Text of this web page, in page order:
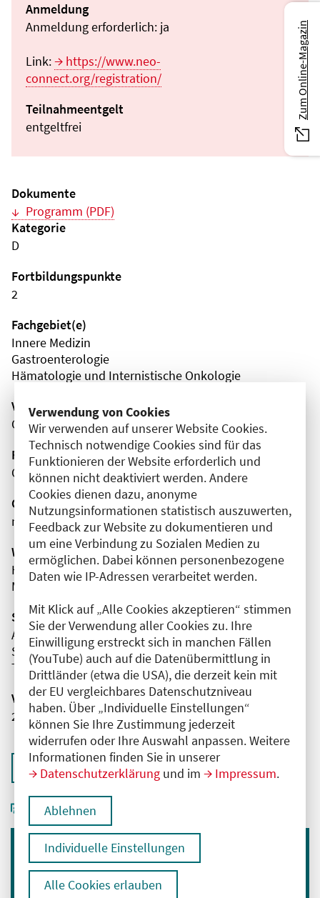
Verwendung von Cookies
Wir verwenden auf unserer Website Cookies.
Technisch notwendige Cookies sind für das
Funktionieren der Website erforderlich und
können nicht deaktiviert werden. Andere
Cookies dienen dazu, anonyme
Nutzungsinformationen statistisch auszuwerten,
Feedback zur Website zu dokumentieren und
um eine Verbindung zu Sozialen Medien zu
ermöglichen. Dabei können personenbezogene
Daten wie IP-Adressen verarbeitet werden.
Mit Klick auf „Alle Cookies akzeptieren“ stimmen
Sie der Verwendung aller Cookies zu. Ihre
Einwilligung erstreckt sich in manchen Fällen
(YouTube) auch auf die Datenübermittlung in
Drittländer (etwa die USA), die derzeit kein mit
der EU vergleichbares Datenschutzniveau
haben. Über „Individuelle Einstellungen“
können Sie Ihre Zustimmung jederzeit
widerrufen oder Ihre Auswahl anpassen. Weitere
Informationen finden Sie in unserer
Datenschutzerklärung und im Impressum.
Ablehnen
Individuelle Einstellungen
Alle Cookies erlauben
Anmeldung
Anmeldung erforderlich: ja
Link:
https://www.neo-
connect.org/registration/
Teilnahmeentgelt
entgeltfrei
Dokumente
Programm (PDF)
Kategorie
D
Fortbildungspunkte
2
Fachgebiet(e)
Innere Medizin
Gastroenterologie
Hämatologie und Internistische Onkologie
Veranstaltungsort
Online
Fortbildungsformat
Online
Organisator(en)
neoConnect GmbH
Wissenschaftliche Leitung
Herr Prof. Dr. med. Arndt Vogel
Medizinische Hochschule Hannover (MHH)
Sponsor(en)
Amgen GmbH
Servier Deutschland GmbH
Tahio
Veranstaltungsnummer
2761102026029090005
Zurück zur Übersicht
Immer informiert bleiben
Melden Sie sich für unseren Newsletter an:
Zum Online-Magazin